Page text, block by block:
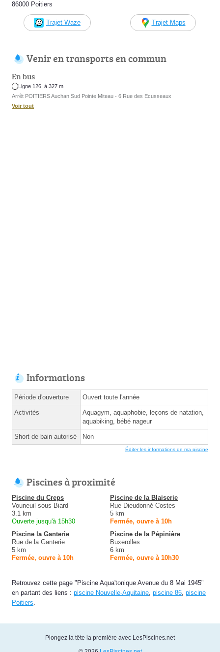
86000 Poitiers
Trajet Waze Trajet Maps
Venir en transports en commun
En bus
Ligne 126, à 327 m
Arrêt POITIERS Auchan Sud Pointe Miteau - 6 Rue des Ecusseaux
Voir tout
Informations
Période d'ouverture Ouvert toute l'année
Activités
Aquagym, aquaphobie, leçons de natation,
aquabiking, bébé nageur
Short de bain autorisé Non
Éditer les informations de ma piscine
Piscines à proximité
Piscine du Creps
Vouneuil-sous-Biard
3.1 km
Ouverte jusqu'à 15h30
Piscine de la Blaiserie
Rue Dieudonné Costes
5 km
Fermée, ouvre à 10h
Piscine la Ganterie
Rue de la Ganterie
5 km
Fermée, ouvre à 10h
Piscine de la Pépinière
Buxerolles
6 km
Fermée, ouvre à 10h30
Retrouvez cette page "Piscine Aqua'tonique Avenue du 8 Mai 1945"
en partant des liens : piscine Nouvelle-Aquitaine piscine 86 piscine
Poitiers
Plongez la tête la première avec LesPiscines.net